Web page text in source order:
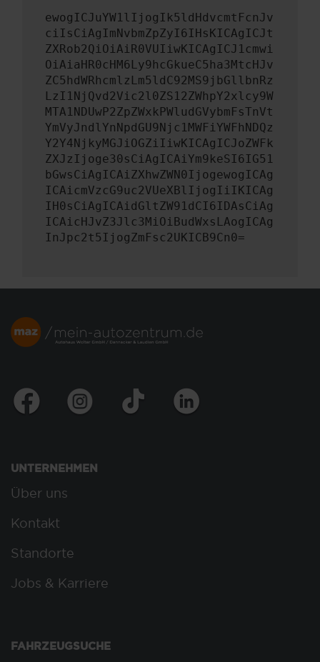
ewogICJuYW1lIjogIk5ldHdvcmtFcnJv
ciIsCiAgImNvbmZpZyI6IHsKICAgICJt
ZXRob2QiOiAiR0VUIiwKICAgICJ1cmwi
OiAiaHR0cHM6Ly9hcGkueC5ha3MtcHJv
ZC5hdWRhcmlzLm5ldC92MS9jbGllbnRz
LzI1NjQvd2Vic2l0ZS12ZWhpY2xlcy9W
MTA1NDUwP2ZpZWxkPWludGVybmFsTnVt
YmVyJndlYnNpdGU9Njc1MWFiYWFhNDQz
Y2Y4NjkyMGJiOGZiIiwKICAgICJoZWFk
ZXJzIjoge30sCiAgICAiYm9keSI6IG51
bGwsCiAgICAiZXhwZWN0IjogewogICAg
ICAicmVzcG9uc2VUeXBlIjogIiIKICAg
IH0sCiAgICAidGltZW91dCI6IDAsCiAg
ICAicHJvZ3Jlc3MiOiBudWxsLAogICAg
InJpc2t5IjogZmFsc2UKICB9Cn0=
UNTERNEHMEN
Über uns
Kontakt
Standorte
Jobs & Karriere
FAHRZEUGSUCHE